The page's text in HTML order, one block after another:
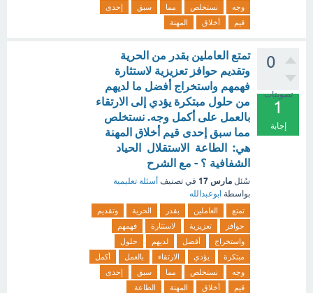
وجه
نستخلص مما سبق
إحدى
قيم
أخلاق المهنة
0
تصويتات
1
إجابة
تمتع العاملين بقدر من الحرية
وتقديم حوافز تعزيزية لاستثارة
فهمهم واستخراج أفضل ما لديهم
من حلول مبتكرة يؤدي إلى الارتقاء
بالعمل على أكمل وجه. نستخلص
مما سبق إحدى قيم أخلاق المهنة
هي: الطاعة الاستقلال الحياد
الشفافية ؟ - مع الشرح
سُئل مارس 17 في تصنيف أسئلة تعليمية
بواسطة ابوعبدالله
تمتع العاملين بقدر الحرية
وتقديم
حوافز
تعزيزية لاستثارة
فهمهم
واستخراج
أفضل لديهم
حلول
مبتكرة
يؤدي الارتقاء بالعمل
أكمل
وجه
نستخلص مما سبق
إحدى
قيم
أخلاق المهنة
الطاعة